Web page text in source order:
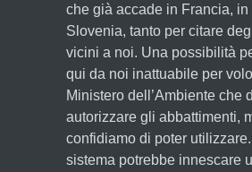
che già accade in Francia, in
Slovenia, tanto per citare
vicini a noi. Una possibilità
qui da noi inattuabile per
Ministero dell’Ambiente che
autorizzare gli abbattimenti,
confidiamo di poter
sistema potrebbe innescare